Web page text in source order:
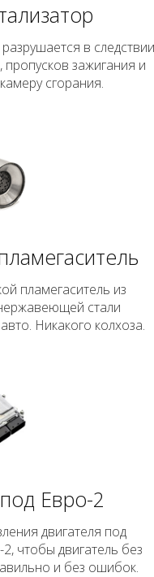
в следствии
пропусков зажигания и
сгорания.
пламегаситель из
стали
Никакого колхоза.
Евро-2
двигателя под
чтобы двигатель без
и без ошибок.